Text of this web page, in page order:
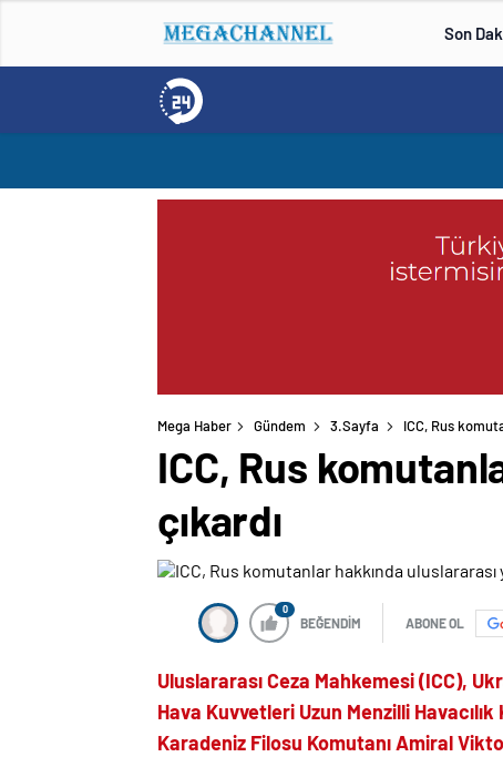
Son
Mega Haber Gündem 3.Sayfa ICC, Rus
ICC, Rus
çıkardı
0
BEĞENDİM ABONE OL
Uluslararası Ceza Mahkemesi (ICC),
Hava Kuvvetleri Uzun Menzilli
Karadeniz Filosu Komutanı Amiral